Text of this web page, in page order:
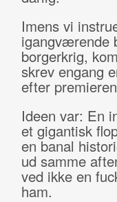
Imens vi
igangværende
borgerkrig,
skrev engang
efter
Ideen var: En
et gigantisk
en banal
ud samme
ved ikke en
ham.